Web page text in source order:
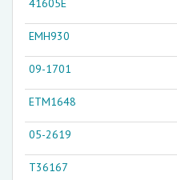
41605E
EMH930
09-1701
ETM1648
05-2619
T36167